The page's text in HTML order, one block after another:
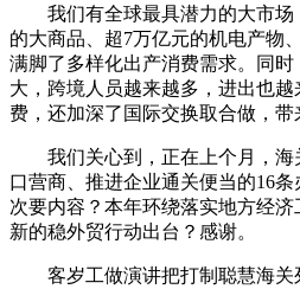
我们有全球最具潜力的大市场
的大商品、超7万亿元的机电产物
满脚了多样化出产消费需求。同
大，跨境人员越来越多，进出也
费，还加深了国际交换取合做，带
我们关心到，正在上个月，海
口营商、推进企业通关便当的16
次要内容？本年环绕落实地方经
新的稳外贸行动出台？感谢。
客岁工做演讲把打制聪慧海关